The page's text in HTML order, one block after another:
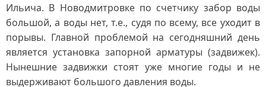
Ильича. В Новодмитровке по счетчику забор воды
большой, а воды нет, т.е., судя по всему, все уходит в
порывы. Главной проблемой на сегодняшний день
является установка запорной арматуры (задвижек).
Нынешние задвижки стоят уже многие годы и не
выдерживают большого давления воды.